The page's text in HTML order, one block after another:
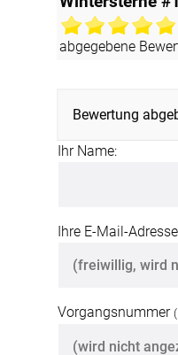
abgegebene
Bewertung
Ihr Name:
Ihre E-Mail-
Vorgangsnummer